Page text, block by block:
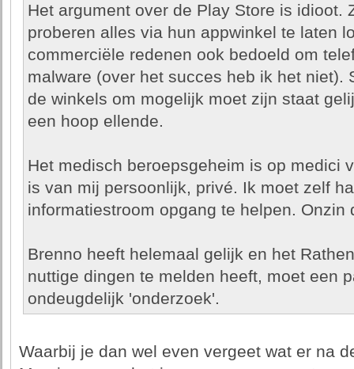
Het argument over de Play Store is idioot.
proberen alles via hun appwinkel te laten
commerciële redenen ook bedoeld om
malware (over het succes heb ik het niet).
de winkels om mogelijk moet zijn staat
een hoop ellende.
Het medisch beroepsgeheim is op medici
is van mij persoonlijk, privé. Ik moet zelf
informatiestroom opgang te helpen. Onzin
Brenno heeft helemaal gelijk en het
nuttige dingen te melden heeft, moet een
ondeugdelijk 'onderzoek'.
Waarbij je dan wel even vergeet wat er na